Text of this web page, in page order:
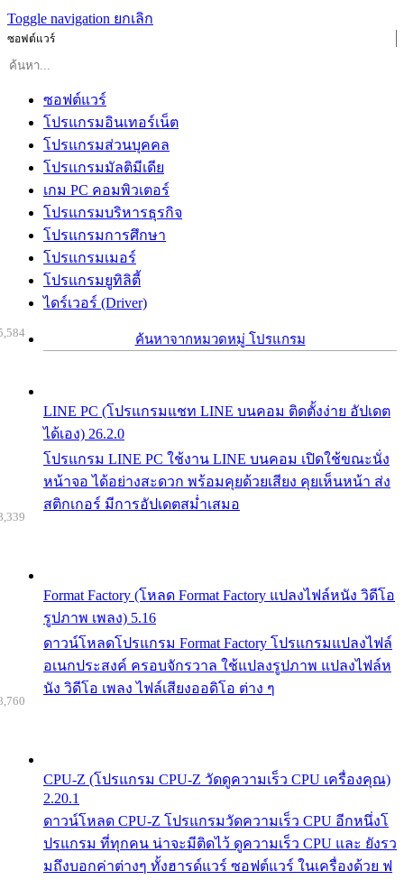
Toggle navigation ยกเลิก
ซอฟต์แวร์
ซอฟต์แวร์
โปรแกรมอินเทอร์เน็ต
โปรแกรมส่วนบุคคล
โปรแกรมมัลติมีเดีย
เกม PC คอมพิวเตอร์
โปรแกรมบริหารธุรกิจ
โปรแกรมการศึกษา
โปรแกรมเมอร์
โปรแกรมยูทิลิตี้
ไดร์เวอร์ (Driver)
ค้นหาจากหมวดหมู่ โปรแกรม
LINE PC (โปรแกรมแชท LINE บนคอม ติดตั้งง่าย อัปเดต
ได้เอง) 26.2.0
โปรแกรม LINE PC ใช้งาน LINE บนคอม เปิดใช้ขณะนั่ง
หน้าจอ ได้อย่างสะดวก พร้อมคุยด้วยเสียง คุยเห็นหน้า ส่ง
สติกเกอร์ มีการอัปเดตสม่ำเสมอ
Format Factory (โหลด Format Factory แปลงไฟล์หนัง วิดีโอ
รูปภาพ เพลง) 5.16
ดาวน์โหลดโปรแกรม Format Factory โปรแกรมแปลงไฟล์
อเนกประสงค์ ครอบจักรวาล ใช้แปลงรูปภาพ แปลงไฟล์ห
นัง วิดีโอ เพลง ไฟล์เสียงออดิโอ ต่าง ๆ
CPU-Z (โปรแกรม CPU-Z วัดดูความเร็ว CPU เครื่องคุณ)
2.20.1
ดาวน์โหลด CPU-Z โปรแกรมวัดความเร็ว CPU อีกหนึ่งโ
ปรแกรม ที่ทุกคน น่าจะมีติดไว้ ดูความเร็ว CPU และ ยังรว
มถึงบอกค่าต่างๆ ทั้งฮารด์แวร์ ซอฟต์แวร์ ในเครื่องด้วย ฟ